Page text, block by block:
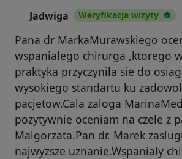
Jadwiga Weryfikacja wizyty
Pana dr MarkaMurawskiego
wspanialego chirurga ,ktorego
praktyka przyczynila sie do
wysokiego standartu ku
pacjetow.Cala zaloga
pozytywnie oceniam na czele z
Malgorzata.Pan dr. Marek
najwyzsze uznanie.Wspanialy